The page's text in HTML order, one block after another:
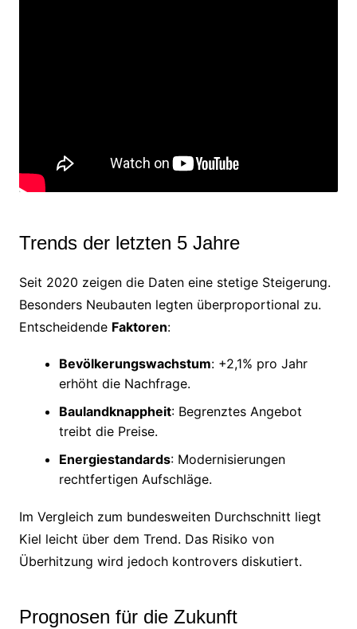
Trends der letzten 5 Jahre
Seit 2020 zeigen die Daten eine stetige Steigerung.
Besonders Neubauten legten überproportional zu.
Entscheidende Faktoren:
Bevölkerungswachstum: +2,1% pro Jahr
erhöht die Nachfrage.
Baulandknappheit: Begrenztes Angebot
treibt die Preise.
Energiestandards: Modernisierungen
rechtfertigen Aufschläge.
Im Vergleich zum bundesweiten Durchschnitt liegt
Kiel leicht über dem Trend. Das Risiko von
Überhitzung wird jedoch kontrovers diskutiert.
Prognosen für die Zukunft